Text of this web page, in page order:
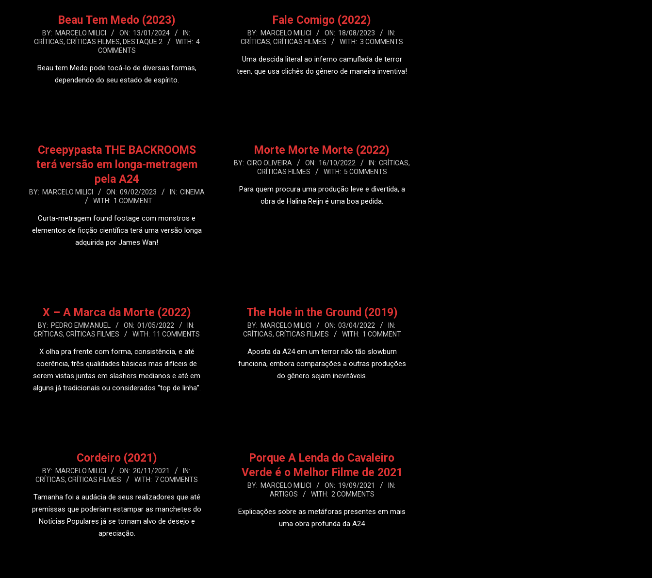
Beau Tem Medo (2023)
2024-
01-
BY: MARCELO MILICI ON: 13/01/2024
IN:
CRÍTICAS, CRÍTICAS FILMES, DESTAQUE 2 WITH: 4
COMMENTS
Beau tem Medo pode tocá-lo de diversas formas,
dependendo do seu estado de espírito.
Fale Comigo (2022)
2023-
08-
BY: MARCELO MILICI ON: 18/08/2023
IN:
CRÍTICAS, CRÍTICAS FILMES WITH: 3 COMMENTS
Uma descida literal ao inferno camuflada de terror
teen, que usa clichês do gênero de maneira inventiva!
Creepypasta THE BACKROOMS
terá versão em longa-metragem
pela A24
2023-
BY: MARCELO MILICI ON: 09/02/2023 IN: CINEMA
WITH: 1 COMMENT
Curta-metragem found footage com monstros e
elementos de ficção científica terá uma versão longa
adquirida por James Wan!
Morte Morte Morte (2022)
2022-
16
BY: CIRO OLIVEIRA ON: 16/10/2022 IN: CRÍTICAS,
CRÍTICAS FILMES
WITH: 5 COMMENTS
Para quem procura uma produção leve e divertida, a
obra de Halina Reijn é uma boa pedida.
X – A Marca da Morte (2022)
2022-
05-
BY: PEDRO EMMANUEL ON: 01/05/2022
IN:
CRÍTICAS, CRÍTICAS FILMES WITH: 11 COMMENTS
X olha pra frente com forma, consistência, e até
coerência, três qualidades básicas mas difíceis de
serem vistas juntas em slashers medianos e até em
alguns já tradicionais ou considerados “top de linha”.
The Hole in the Ground (2019)
2022-
04-
BY: MARCELO MILICI ON: 03/04/2022
IN:
CRÍTICAS, CRÍTICAS FILMES WITH: 1 COMMENT
Aposta da A24 em um terror não tão slowburn
funciona, embora comparações a outras produções
do gênero sejam inevitáveis.
Cordeiro (2021)
2021-
11-
20
BY: MARCELO MILICI ON: 20/11/2021
IN:
CRÍTICAS, CRÍTICAS FILMES WITH: 7 COMMENTS
Tamanha foi a audácia de seus realizadores que até
premissas que poderiam estampar as manchetes do
Notícias Populares já se tornam alvo de desejo e
apreciação.
Porque A Lenda do Cavaleiro
Verde é o Melhor Filme de 2021
2021-
19
BY: MARCELO MILICI ON: 19/09/2021
IN:
ARTIGOS
WITH: 2 COMMENTS
Explicações sobre as metáforas presentes em mais
uma obra profunda da A24